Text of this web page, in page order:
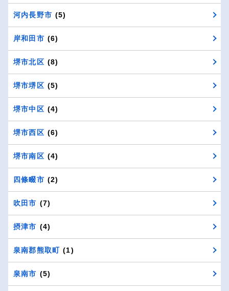
河内長野市 (5)
岸和田市 (6)
堺市北区 (8)
堺市堺区 (5)
堺市中区 (4)
堺市西区 (6)
堺市南区 (4)
四條畷市 (2)
吹田市 (7)
摂津市 (4)
泉南郡熊取町 (1)
泉南市 (5)